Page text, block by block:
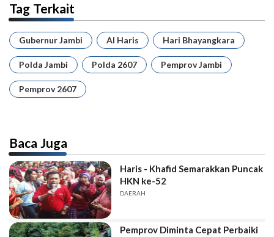
Tag Terkait
Gubernur Jambi Al Haris Hari Bhayangkara
Polda Jambi Polda 2607 Pemprov Jambi
Pemprov 2607
Baca Juga
Haris - Khafid Semarakkan Puncak
HKN ke-52
DAERAH
Pemprov Diminta Cepat Perbaiki